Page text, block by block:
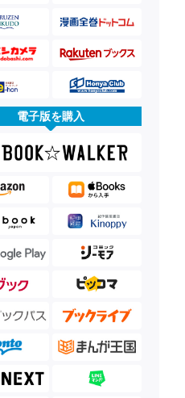
電子版を購入